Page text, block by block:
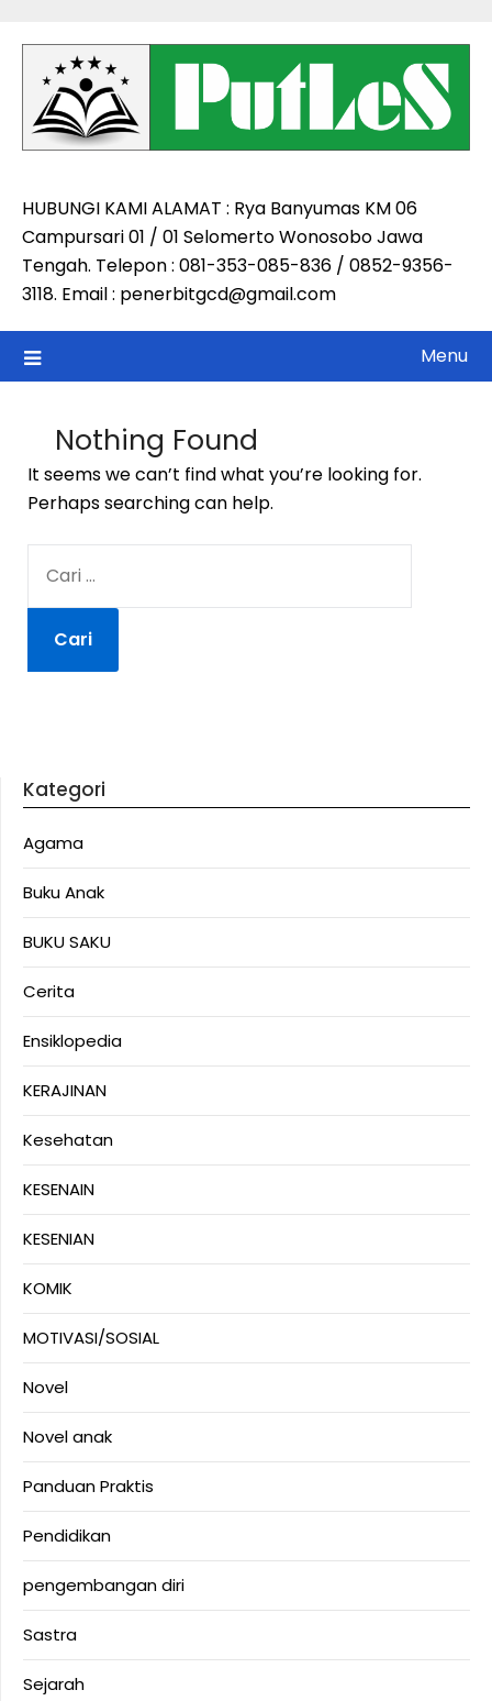
content
HUBUNGI KAMI ALAMAT : Rya Banyumas KM 06
Campursari 01 / 01 Selomerto Wonosobo Jawa
Tengah. Telepon : 081-353-085-836 / 0852-9356-
3118. Email : penerbitgcd@gmail.com
Menu
Nothing Found
It seems we can’t find what you’re looking for.
Perhaps searching can help.
UNTUK:
Kategori
Agama
Buku Anak
BUKU SAKU
Cerita
Ensiklopedia
KERAJINAN
Kesehatan
KESENAIN
KESENIAN
KOMIK
MOTIVASI/SOSIAL
Novel
Novel anak
Panduan Praktis
Pendidikan
pengembangan diri
Sastra
Sejarah